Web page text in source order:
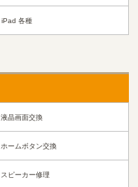
iPad 各種
液晶画面交換
ホームボタン交換
スピーカー修理